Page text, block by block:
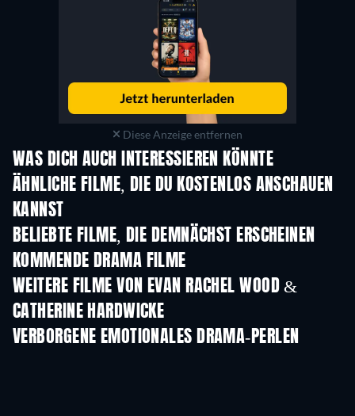
Diese Anzeige entfernen
WAS DICH AUCH INTERESSIEREN KÖNNTE
ÄHNLICHE FILME, DIE DU KOSTENLOS ANSCHAUEN
KANNST
BELIEBTE FILME, DIE DEMNÄCHST ERSCHEINEN
KOMMENDE DRAMA FILME
WEITERE FILME VON EVAN RACHEL WOOD &
CATHERINE HARDWICKE
VERBORGENE EMOTIONALES DRAMA-PERLEN
Serie